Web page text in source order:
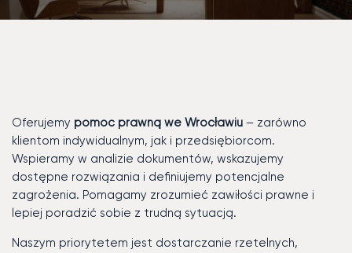
Oferujemy pomoc prawną we Wrocławiu – zarówno
klientom indywidualnym, jak i przedsiębiorcom.
Wspieramy w analizie dokumentów, wskazujemy
dostępne rozwiązania i definiujemy potencjalne
zagrożenia. Pomagamy zrozumieć zawiłości prawne i
lepiej poradzić sobie z trudną sytuacją.
Naszym priorytetem jest dostarczanie rzetelnych,